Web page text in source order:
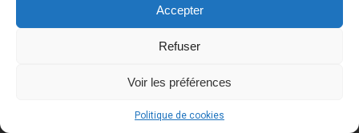
Accepter
Refuser
Voir les préférences
Politique de cookies